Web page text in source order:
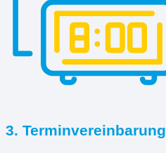
3. Terminvereinbarung